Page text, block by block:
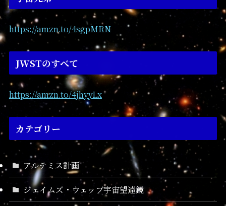
https://amzn.to/4sgpMRN
JWSTのすべて
https://amzn.to/4jhyyLx
カテゴリー
アルテミス計画
ジェイムズ・ウェッブ宇宙望遠鏡